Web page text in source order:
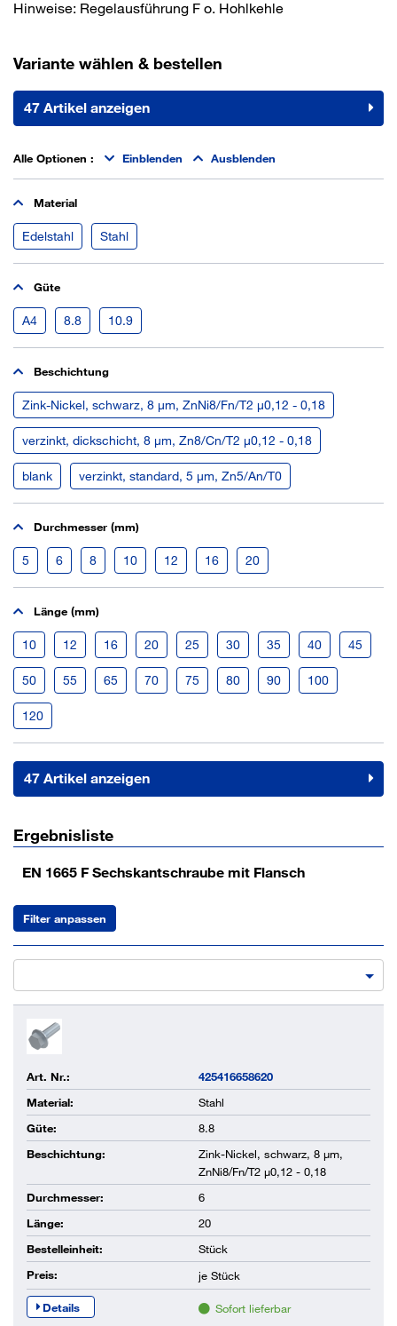
Hinweise: Regelausführung F o. Hohlkehle
Variante wählen & bestellen
47 Artikel anzeigen
Alle Optionen : Einblenden Ausblenden
Material
Edelstahl Stahl
Güte
A4 8.8 10.9
Beschichtung
Zink-Nickel, schwarz, 8 µm, ZnNi8/Fn/T2 µ0,12 - 0,18
verzinkt, dickschicht, 8 µm, Zn8/Cn/T2 µ0,12 - 0,18
blank verzinkt, standard, 5 µm, Zn5/An/T0
Durchmesser (mm)
5 6 8 10 12 16 20
Länge (mm)
10 12 16 20 25 30 35 40 45
50 55 65 70 75 80 90 100
120
47 Artikel anzeigen
Ergebnisliste
EN 1665 F Sechskantschraube mit Flansch
Filter anpassen
Art. Nr.:
425416658620
Material:
Stahl
Güte:
8.8
Beschichtung:
Zink-Nickel, schwarz, 8 µm,
ZnNi8/Fn/T2 µ0,12 - 0,18
Durchmesser:
6
Länge:
20
Bestelleinheit:
Stück
Preis:
je Stück
Details Sofort lieferbar